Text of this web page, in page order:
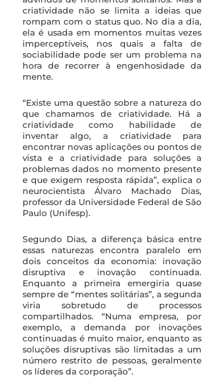
criatividade não se limita a ideias que
rompam com o status quo. No dia a dia,
ela é usada em momentos muitas vezes
imperceptíveis, nos quais a falta de
sociabilidade pode ser um problema na
hora de recorrer à engenhosidade da
mente.
“Existe uma questão sobre a natureza do
que chamamos de criatividade. Há a
criatividade como habilidade de
inventar algo, a criatividade para
encontrar novas aplicações ou pontos de
vista e a criatividade para soluções a
problemas dados no momento presente
e que exigem resposta rápida”, explica o
neurocientista Álvaro Machado Dias,
professor da Universidade Federal de São
Paulo (Unifesp).
Segundo Dias, a diferença básica entre
essas naturezas encontra paralelo em
dois conceitos da economia: inovação
disruptiva e inovação continuada.
Enquanto a primeira emergiria quase
sempre de “mentes solitárias”, a segunda
viria sobretudo de processos
compartilhados. “Numa empresa, por
exemplo, a demanda por inovações
continuadas é muito maior, enquanto as
soluções disruptivas são limitadas a um
número restrito de pessoas, geralmente
os líderes da corporação”.